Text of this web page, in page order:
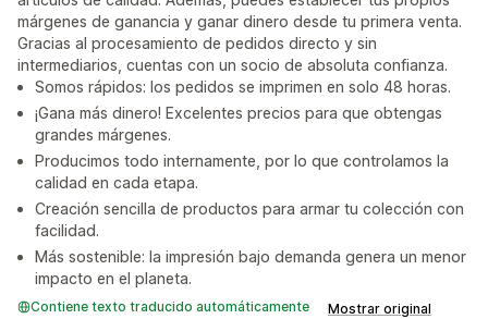
márgenes de ganancia y ganar dinero desde tu primera venta.
Gracias al procesamiento de pedidos directo y sin
intermediarios, cuentas con un socio de absoluta confianza.
Somos rápidos: los pedidos se imprimen en solo 48 horas.
¡Gana más dinero! Excelentes precios para que obtengas
grandes márgenes.
Producimos todo internamente, por lo que controlamos la
calidad en cada etapa.
Creación sencilla de productos para armar tu colección con
facilidad.
Más sostenible: la impresión bajo demanda genera un menor
impacto en el planeta.
Contiene texto traducido automáticamente Mostrar original